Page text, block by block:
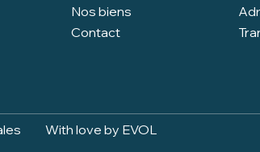
Nos biens
Contact
With love by EVOL